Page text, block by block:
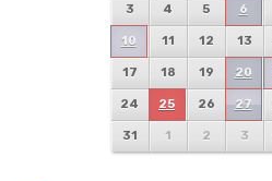
3 4 5 6
10 11 12 13
17 18 19 20
24 25 26 27
31 1 2 3